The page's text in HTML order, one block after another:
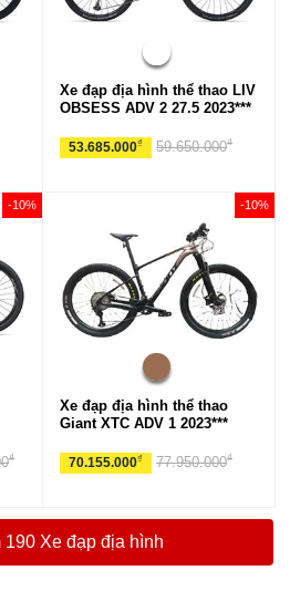
Xe đạp địa hình thể thao LIV
OBSESS ADV 2 27.5 2023***
53.685.000₫ 59.650.000₫
-10%
₫
Xe đạp địa hình thể thao
Giant XTC ADV 1 2023***
70.155.000₫
-10%
77.950.000₫
190 Xe đạp địa hình